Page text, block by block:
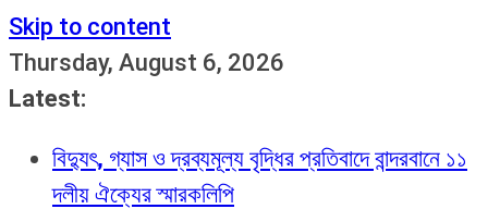
Skip to content
Thursday, August 6, 2026
Latest:
বিদ্যুৎ, গ্যাস ও দ্রব্যমূল্য বৃদ্ধির প্রতিবাদে বান্দরবানে ১১
দলীয় ঐক্যের স্মারকলিপি